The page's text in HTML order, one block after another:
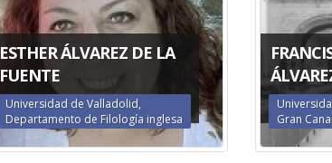
ESTHER ÁLVAREZ DE LA
FUENTE
Universidad de Valladolid,
Departamento de Filología inglesa
Gran